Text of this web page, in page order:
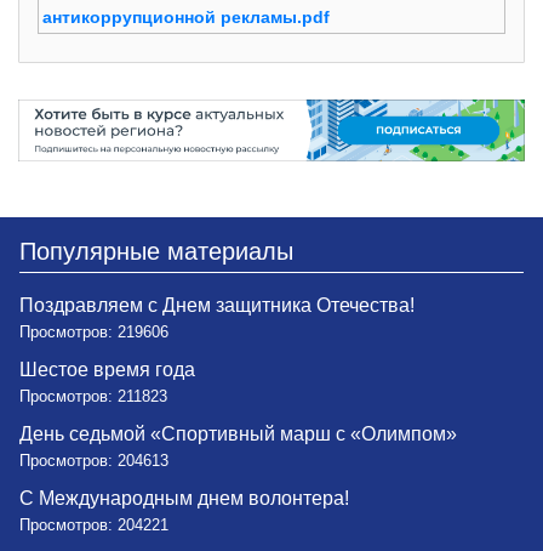
антикоррупционной рекламы.pdf
Популярные материалы
Поздравляем с Днем защитника Отечества!
Просмотров: 219606
Шестое время года
Просмотров: 211823
День седьмой «Спортивный марш с «Олимпом»
Просмотров: 204613
С Международным днем волонтера!
Просмотров: 204221